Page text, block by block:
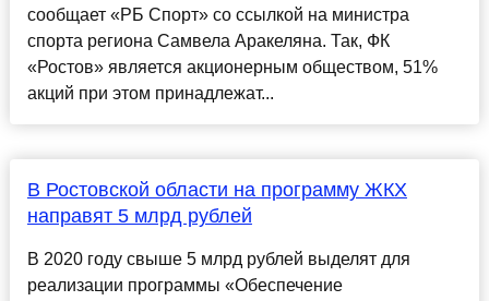
сообщает «РБ Спорт» со ссылкой на министра
спорта региона Самвела Аракеляна. Так, ФК
«Ростов» является акционерным обществом, 51%
акций при этом принадлежат...
В Ростовской области на программу ЖКХ
направят 5 млрд рублей
В 2020 году свыше 5 млрд рублей выделят для
реализации программы «Обеспечение